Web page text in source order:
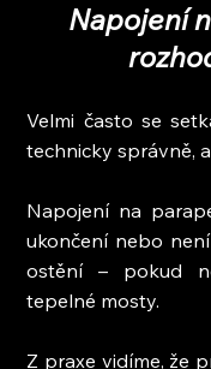
Napojení
Velmi často se
technicky správně,
Napojení na
ukončení nebo
ostění – pokud
tepelné mosty.
Z praxe vidíme, že